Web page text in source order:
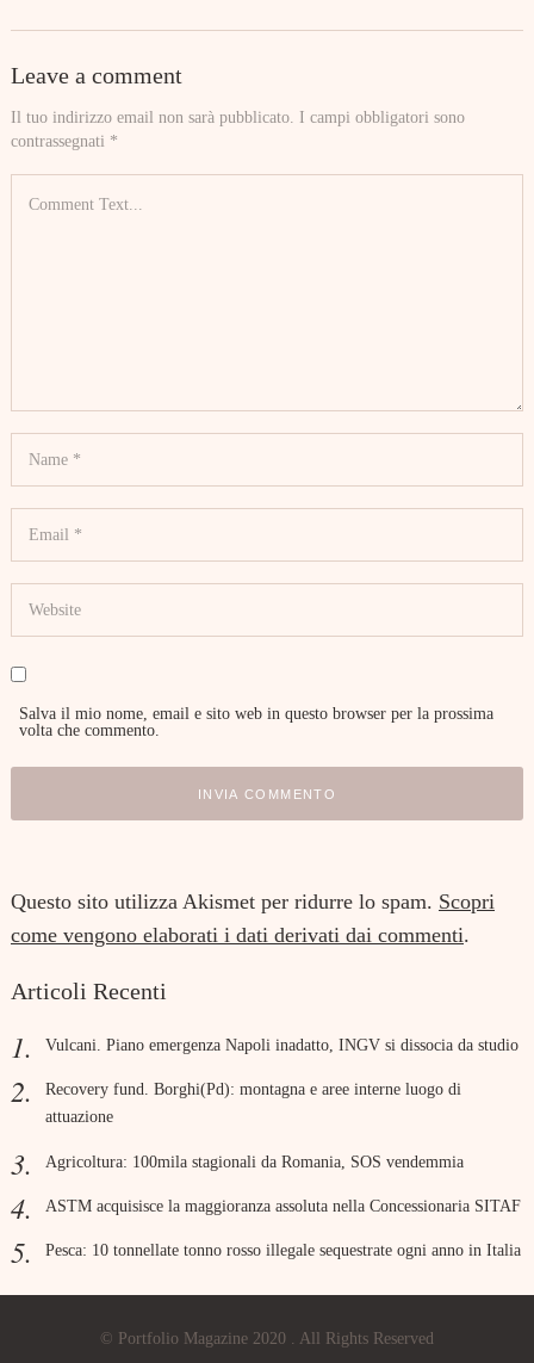
Leave a comment
Il tuo indirizzo email non sarà pubblicato. I campi obbligatori sono
contrassegnati *
Salva il mio nome, email e sito web in questo browser per la prossima
volta che commento.
Questo sito utilizza Akismet per ridurre lo spam. Scopri
come vengono elaborati i dati derivati dai commenti.
Articoli Recenti
Vulcani. Piano emergenza Napoli inadatto, INGV si dissocia da studio
Recovery fund. Borghi(Pd): montagna e aree interne luogo di
attuazione
Agricoltura: 100mila stagionali da Romania, SOS vendemmia
ASTM acquisisce la maggioranza assoluta nella Concessionaria SITAF
Pesca: 10 tonnellate tonno rosso illegale sequestrate ogni anno in Italia
© Portfolio Magazine 2020 . All Rights Reserved